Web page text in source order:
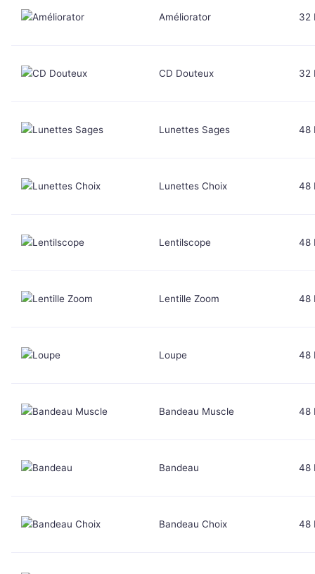
Améliorator 32
CD Douteux 32
Lunettes Sages 48
Lunettes Choix 48
Lentilscope 48
Lentille Zoom 48
Loupe 48
Bandeau Muscle 48
Bandeau 48
Bandeau Choix 48